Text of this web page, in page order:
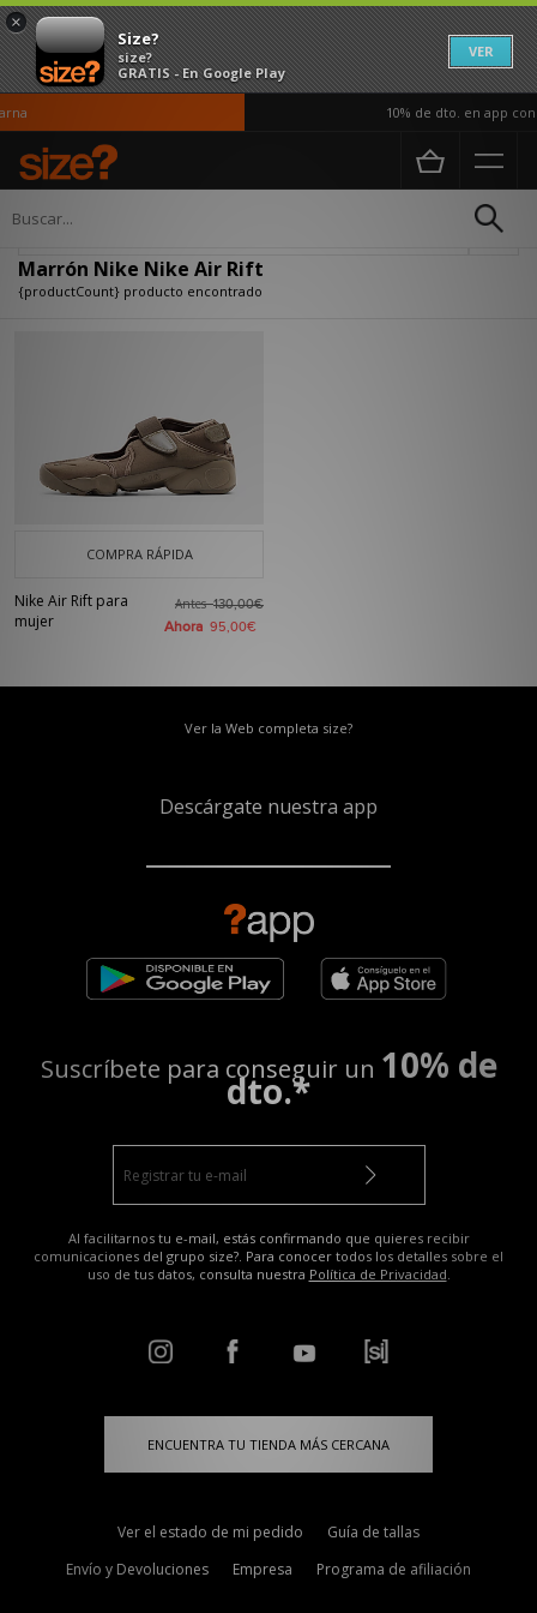
×
Size?
size?
GRATIS - En Google Play
VER
10% de dto. en app con
Página principal
Marrón Nike Nike Air Rift
{productCount} producto encontrado
COMPRA RÁPIDA
Nike Air Rift para
mujer
Antes130,00€
Ahora 95,00€
Ver la Web completa size?
Descárgate nuestra app
Suscríbete para conseguir un 10% de
dto.*
Al facilitarnos tu e-mail, estás confirmando que quieres recibir
comunicaciones del grupo size?. Para conocer todos los detalles sobre el
uso de tus datos, consulta nuestra Política de Privacidad.
ENCUENTRA TU TIENDA MÁS CERCANA
Ver el estado de mi pedido
Guía de tallas
Envío y Devoluciones
Empresa Programa de afiliación